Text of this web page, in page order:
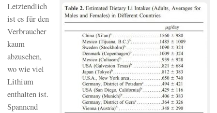
Letztendlich
ist es für den
Verbraucher
kaum
abzusehen,
wo wie viel
Lithium
enthalten ist.
Spannend